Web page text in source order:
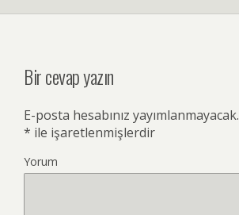
Bir cevap yazın
E-posta hesabınız yayımlanmayacak.
* ile işaretlenmişlerdir
Yorum